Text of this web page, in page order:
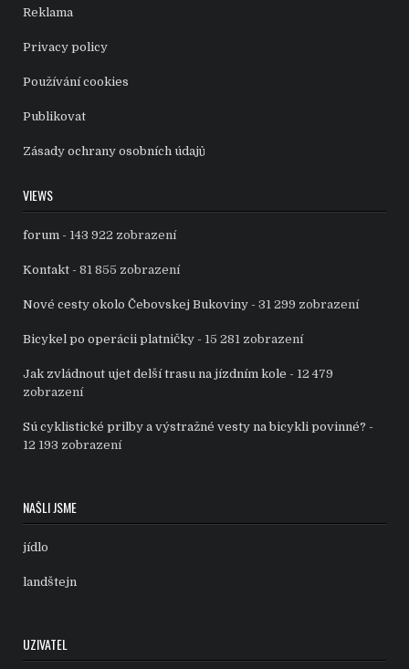
Reklama
Privacy policy
Používání cookies
Publikovat
Zásady ochrany osobních údajů
VIEWS
forum - 143 922 zobrazení
Kontakt - 81 855 zobrazení
Nové cesty okolo Čebovskej Bukoviny - 31 299 zobrazení
Bicykel po operácii platničky - 15 281 zobrazení
Jak zvládnout ujet delší trasu na jízdním kole - 12 479
zobrazení
Sú cyklistické prilby a výstražné vesty na bicykli povinné? -
12 193 zobrazení
NAŠLI JSME
jídlo
landštejn
UZIVATEL